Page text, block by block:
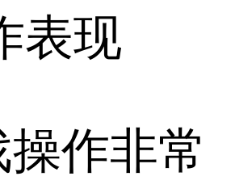
表现
操作非常